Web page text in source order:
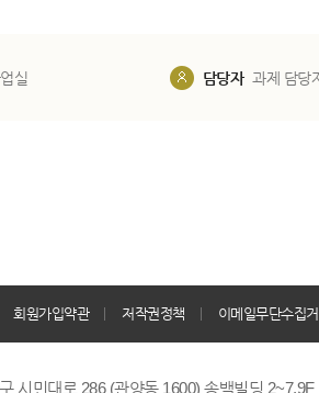
실 담당자 과제 담당
회원가입약관 저작권정책 이메일무단수집
시민대로 286 (관양동 1600) 송백빌딩